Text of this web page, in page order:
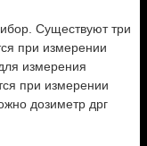
Существуют три
при измерении
измерения
при измерении
дозиметр дрг